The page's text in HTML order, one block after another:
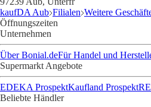
kaufDA Aub Filialen Weitere
Öffnungszeiten
Unternehmen
Über Bonial.deFür Handel und
Supermarkt Angebote
EDEKA ProspektKaufland Prospekt
Beliebte Händler